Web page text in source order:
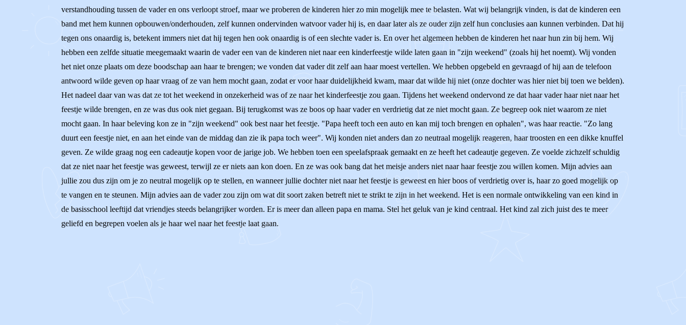
verstandhouding tussen de vader en ons verloopt stroef, maar we proberen de kinderen hier zo min mogelijk mee te belasten. Wat wij belangrijk vinden, is dat de kinderen een
band met hem kunnen opbouwen/onderhouden, zelf kunnen ondervinden watvoor vader hij is, en daar later als ze ouder zijn zelf hun conclusies aan kunnen verbinden. Dat hij
tegen ons onaardig is, betekent immers niet dat hij tegen hen ook onaardig is of een slechte vader is. En over het algemeen hebben de kinderen het naar hun zin bij hem. Wij
hebben een zelfde situatie meegemaakt waarin de vader een van de kinderen niet naar een kinderfeestje wilde laten gaan in "zijn weekend" (zoals hij het noemt). Wij vonden
het niet onze plaats om deze boodschap aan haar te brengen; we vonden dat vader dit zelf aan haar moest vertellen. We hebben opgebeld en gevraagd of hij aan de telefoon
antwoord wilde geven op haar vraag of ze van hem mocht gaan, zodat er voor haar duidelijkheid kwam, maar dat wilde hij niet (onze dochter was hier niet bij toen we belden).
Het nadeel daar van was dat ze tot het weekend in onzekerheid was of ze naar het kinderfeestje zou gaan. Tijdens het weekend ondervond ze dat haar vader haar niet naar het
feestje wilde brengen, en ze was dus ook niet gegaan. Bij terugkomst was ze boos op haar vader en verdrietig dat ze niet mocht gaan. Ze begreep ook niet waarom ze niet
mocht gaan. In haar beleving kon ze in "zijn weekend" ook best naar het feestje. "Papa heeft toch een auto en kan mij toch brengen en ophalen", was haar reactie. "Zo lang
duurt een feestje niet, en aan het einde van de middag dan zie ik papa toch weer". Wij konden niet anders dan zo neutraal mogelijk reageren, haar troosten en een dikke knuffel
geven. Ze wilde graag nog een cadeautje kopen voor de jarige job. We hebben toen een speelafspraak gemaakt en ze heeft het cadeautje gegeven. Ze voelde zichzelf schuldig
dat ze niet naar het feestje was geweest, terwijl ze er niets aan kon doen. En ze was ook bang dat het meisje anders niet naar haar feestje zou willen komen. Mijn advies aan
jullie zou dus zijn om je zo neutral mogelijk op te stellen, en wanneer jullie dochter niet naar het feestje is geweest en hier boos of verdrietig over is, haar zo goed mogelijk op
te vangen en te steunen. Mijn advies aan de vader zou zijn om wat dit soort zaken betreft niet te strikt te zijn in het weekend. Het is een normale ontwikkeling van een kind in
de basisschool leeftijd dat vriendjes steeds belangrijker worden. Er is meer dan alleen papa en mama. Stel het geluk van je kind centraal. Het kind zal zich juist des te meer
geliefd en begrepen voelen als je haar wel naar het feestje laat gaan.